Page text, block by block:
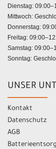
Dienstag:
Mittwoch:
Donnerstag:
Freitag:
Samstag:
Sonntag:
UNSER
Kontakt
Datenschutz
AGB